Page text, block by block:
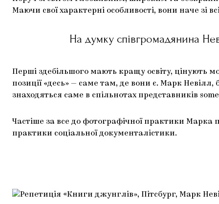
Маючи свої характерні особливості, вони наче зі
На думку співгромадянина
Перші здебільшого мають кращу освіту, цінують
позиції «десь» — саме там, де вони є. Марк
знаходяться саме в спільнотах представників
Частіше за все до фотографічної практики
практики соціальної документалістики.